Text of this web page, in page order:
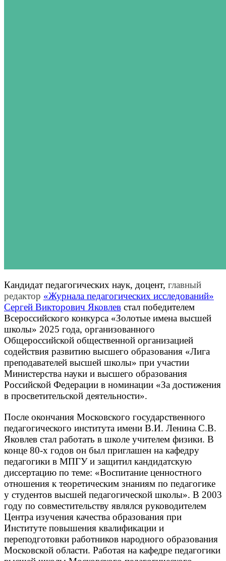
Кандидат педагогических наук, доцент, главный
редактор «Журнала педагогических исследований»
Сергей Викторович Яковлев стал победителем
Всероссийского конкурса «Золотые имена высшей
школы» 2025 года, организованного
Общероссийской общественной организацией
содействия развитию высшего образования «Лига
преподавателей высшей школы» при участии
Министерства науки и высшего образования
Российской Федерации в номинации «За достижения
в просветительской деятельности».
После окончания Московского государственного
педагогического института имени В.И. Ленина С.В.
Яковлев стал работать в школе учителем физики. В
конце 80-х годов он был приглашен на кафедру
педагогики в МПГУ и защитил кандидатскую
диссертацию по теме: «Воспитание ценностного
отношения к теоретическим знаниям по педагогике
у студентов высшей педагогической школы». В 2003
году по совместительству являлся руководителем
Центра изучения качества образования при
Институте повышения квалификации и
переподготовки работников народного образования
Московской области. Работая на кафедре педагогики